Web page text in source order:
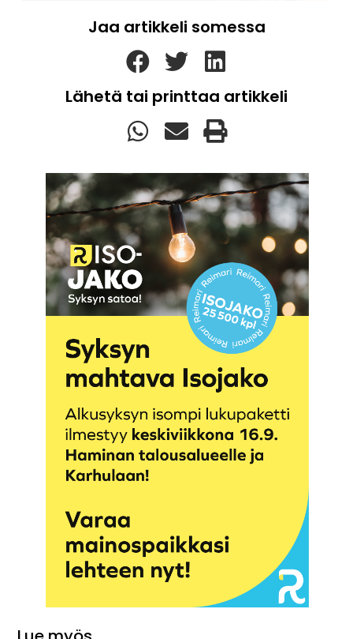
Jaa artikkeli somessa
Lähetä tai printtaa artikkeli